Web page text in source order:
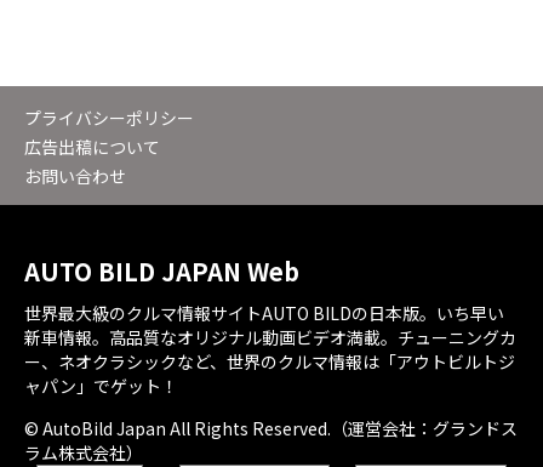
プライバシーポリシー
広告出稿について
お問い合わせ
AUTO BILD JAPAN Web
世界最大級のクルマ情報サイトAUTO BILDの日本版。いち早い
新車情報。高品質なオリジナル動画ビデオ満載。チューニングカ
ー、ネオクラシックなど、世界のクルマ情報は「アウトビルトジ
ャパン」でゲット！
© AutoBild Japan All Rights Reserved.（運営会社：グランドス
ラム株式会社）